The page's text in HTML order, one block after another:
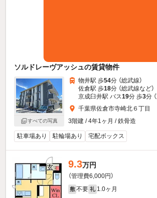
ソルドレーヴアッシュの賃貸物件
すべての写真
物井駅 歩54分 （総武線）
佐倉駅 歩18分 （総武線など）
京成臼井駅 バス19分 歩3分
千葉県佐倉市寺崎北６丁目
3階建 / 4年1ヶ月 / 鉄骨造
駐車場あり 駐輪場あり 宅配ボックス
9.3万円
（管理費6,000円）
敷 不要 礼 1.0ヶ月